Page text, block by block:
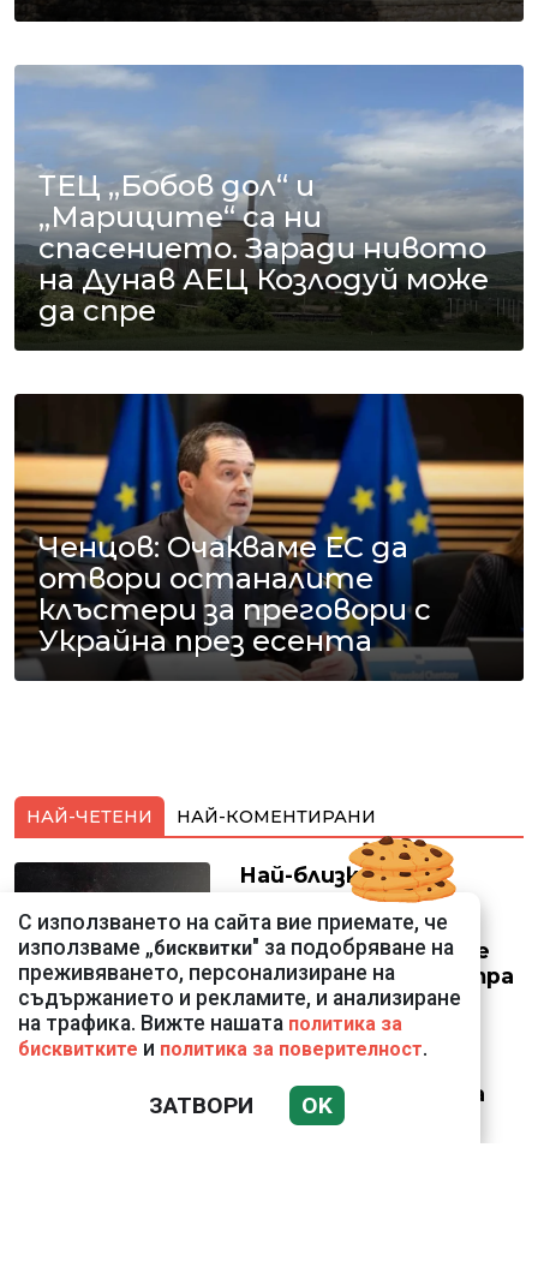
ТЕЦ „Бобов дол“ и
„Мариците“ са ни
спасението. Заради нивото
на Дунав АЕЦ Козлодуй може
да спре
Ченцов: Очакваме ЕС да
отвори останалите
клъстери за преговори с
Украйна през есента
НАЙ-ЧЕТЕНИ НАЙ-КОМЕНТИРАНИ
Най-близкото
прелитане в
историята:
Космически кораб се
доближи на 400 метра
до астероид
Датската принцеса
Изабела влезе в
С използването на сайта вие приемате, че
използваме „бисквитки" за подобряване на
преживяването, персонализиране на
съдържанието и рекламите, и анализиране
на трафика. Вижте нашата политика за
бисквитките и политика за поверителност.
ЗАТВОРИ OK